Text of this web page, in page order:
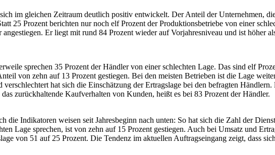
im gleichen Zeitraum deutlich positiv entwickelt. Der Anteil der Unternehmen,
25 Prozent berichten nur noch elf Prozent der Produktionsbetriebe von einer
Er liegt mit rund 84 Prozent wieder auf Vorjahresniveau und ist höher
sprechen 35 Prozent der Händler von einer schlechten Lage. Das sind elf
von zehn auf 13 Prozent gestiegen. Bei den meisten Betrieben ist die Lage
hat sich die Einschätzung der Ertragslage bei den befragten
zurückhaltende Kaufverhalten von Kunden, heißt es bei 83 Prozent der Händler.
Indikatoren weisen seit Jahresbeginn nach unten: So hat sich die Zahl der
Lage sprechen, ist von zehn auf 15 Prozent gestiegen. Auch bei Umsatz und
von 51 auf 25 Prozent. Die Tendenz im aktuellen Auftragseingang zeigt, dass